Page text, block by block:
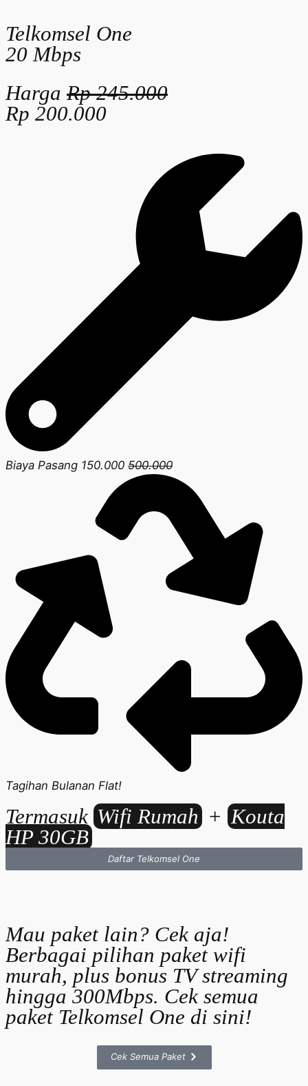
Telkomsel One
20 Mbps
Harga Rp 245.000
Rp 200.000
Biaya Pasang 150.000 500.000
Tagihan Bulanan Flat!
Termasuk Wifi Rumah + Kouta
HP 30GB
Daftar Telkomsel One
Mau paket lain? Cek aja!
Berbagai pilihan paket wifi
murah, plus bonus TV streaming
hingga 300Mbps. Cek semua
paket Telkomsel One di sini!
Cek Semua Paket